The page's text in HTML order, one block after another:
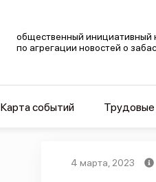
общественный инициативный
по агрегации новостей о
Карта событий
4 марта, 2023